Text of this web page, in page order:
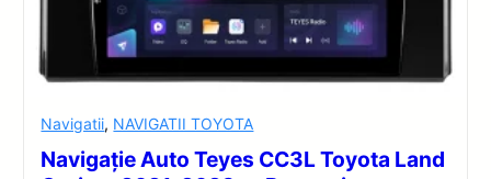
Navigatii, NAVIGATII TOYOTA
Navigație Auto Teyes CC3L Toyota Land